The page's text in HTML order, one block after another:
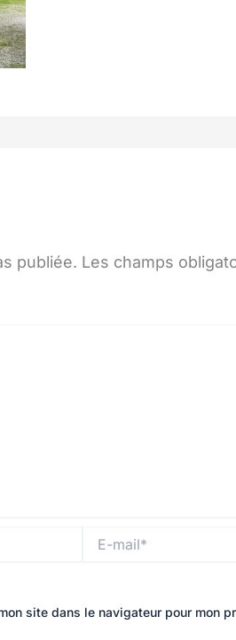
publiée. Les champs
mail*
site dans le navigateur pour mon